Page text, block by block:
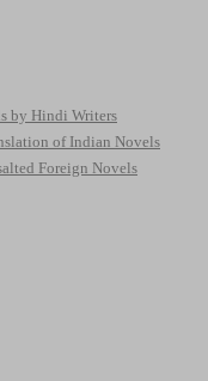
by Hindi Writers
of Indian Novels
Foreign Novels